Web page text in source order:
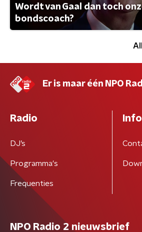
Wordt van Gaal dan toch
bondscoach?
Er is maar één NPO
Radio
DJ’s
Programma's
Frequenties
Info
NPO Radio 2 nieuwsbrief